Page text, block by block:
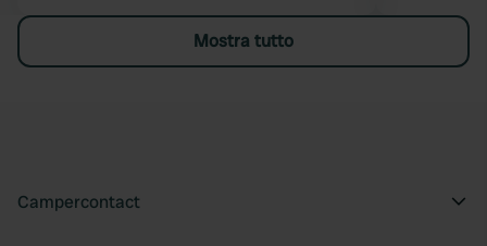
Mostra tutto
Campercontact